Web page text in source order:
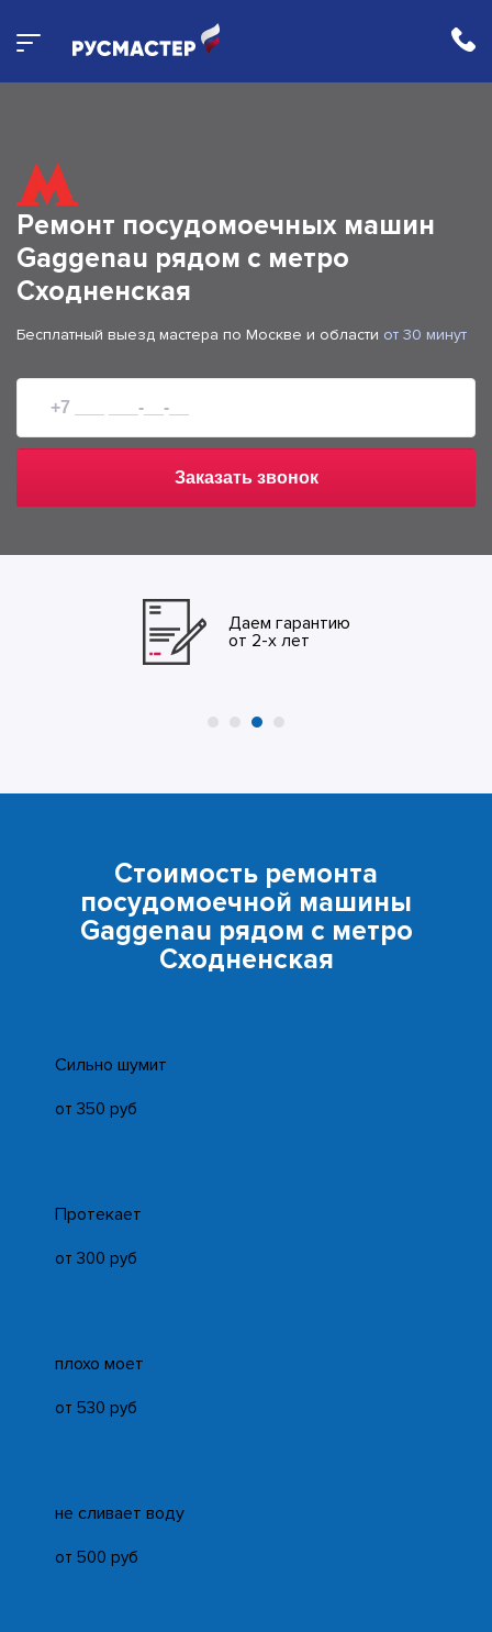
Ремонт посудомоечных машин
Gaggenau рядом с метро
Сходненская
Бесплатный выезд мастера по Москве и области от 30 минут
Заказать звонок
Даем гарантию
от 2-х лет
Стоимость ремонта
посудомоечной машины
Gaggenau рядом с метро
Сходненская
Cильно шумит
от 350 руб
Протекает
от 300 руб
плохо моет
от 530 руб
не сливает воду
от 500 руб